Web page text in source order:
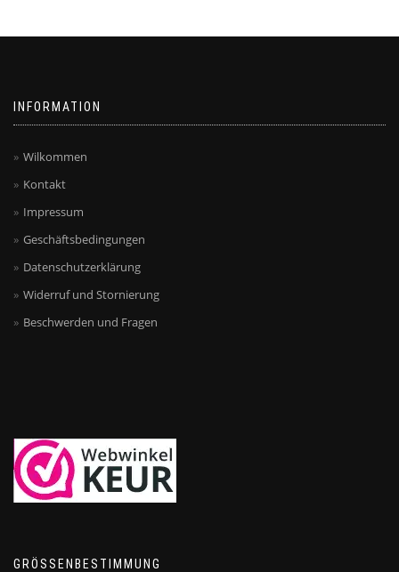
INFORMATION
Wilkommen
Kontakt
Impressum
Geschäftsbedingungen
Datenschutzerklärung
Widerruf und Stornierung
Beschwerden und Fragen
GRÖSSENBESTIMMUNG